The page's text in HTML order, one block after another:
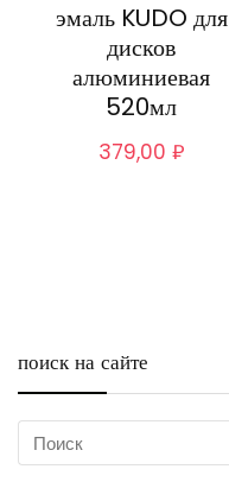
эмаль KUDO для
дисков
алюминиевая
520мл
379,00 ₽
поиск на сайте